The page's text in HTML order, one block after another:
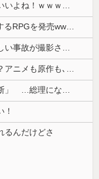
【画像】日焼け口リの締まったお尻っていいよね！ｗｗｗｗｗ
【朗報】コエテクさん、AIライザと会話するRPGを発売wwwwwwwwwwww
【動画】これはお見事。中国重慶市で珍しい事故が撮影される。
【悲報】おにまいの二期ってやらないの？アニメも原作も､外人からも人気あったのに
【悲報】高市首相の靖国参拝「適切に判断」 …総理になる前の昨年は参拝
！
るんだけどさ